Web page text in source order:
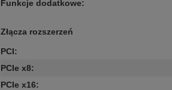
Funkcje dodatkowe:
Złącza rozszerzeń
PCI:
PCIe x8:
PCIe x16: